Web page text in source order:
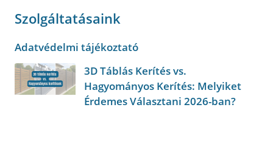
Szolgáltatásaink
Adatvédelmi tájékoztató
3D Táblás Kerítés vs.
Hagyományos Kerítés: Melyiket
Érdemes Választani 2026-ban?